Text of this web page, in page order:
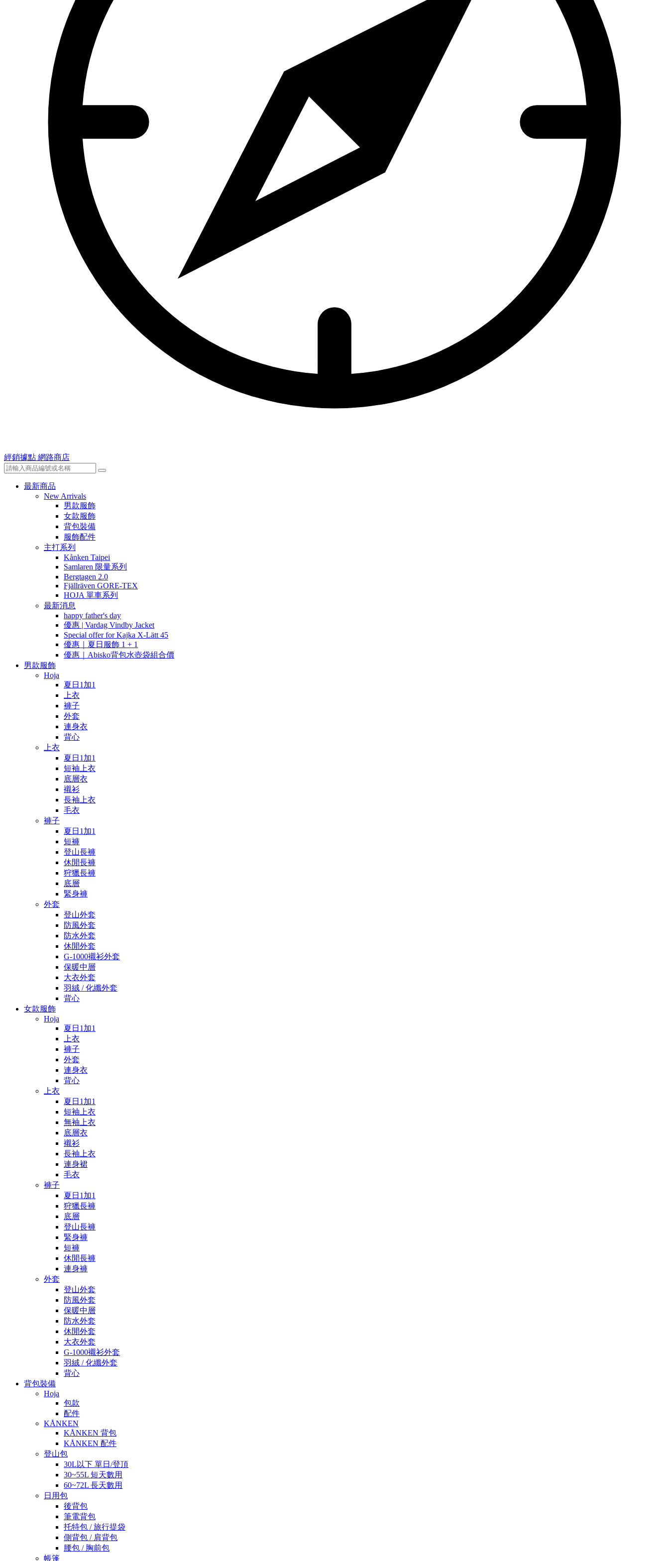
經銷據點 網路商店
最新商品
New Arrivals
男款服飾
女款服飾
背包裝備
服飾配件
主打系列
Kånken Taipei
Samlaren 限量系列
Bergtagen 2.0
Fjällräven GORE-TEX
HOJA 單車系列
最新消息
happy father's day
優惠 | Vardag Vindby Jacket
Special offer for Kajka X-Lätt 45
優惠｜夏日服飾 1 + 1
優惠｜Abisko背包水壺袋組合價
男款服飾
Hoja
夏日1加1
上衣
褲子
外套
連身衣
背心
上衣
夏日1加1
短袖上衣
底層衣
襯衫
長袖上衣
毛衣
褲子
夏日1加1
短褲
登山長褲
休閒長褲
狩獵長褲
底層
緊身褲
外套
登山外套
防風外套
防水外套
休閒外套
G-1000襯衫外套
保暖中層
大衣外套
羽絨 / 化纖外套
背心
女款服飾
Hoja
夏日1加1
上衣
褲子
外套
連身衣
背心
上衣
夏日1加1
短袖上衣
無袖上衣
底層衣
襯衫
長袖上衣
連身裙
毛衣
褲子
夏日1加1
狩獵長褲
底層
登山長褲
緊身褲
短褲
休閒長褲
連身褲
外套
登山外套
防風外套
保暖中層
防水外套
休閒外套
大衣外套
G-1000襯衫外套
羽絨 / 化纖外套
背心
背包裝備
Hoja
包款
配件
KÅNKEN
KÅNKEN 背包
KÅNKEN 配件
登山包
30L以下 單日/登頂
30~55L 短天數用
60~72L 長天數用
日用包
後背包
筆電背包
托特包 / 旅行提袋
側背包 / 肩背包
腰包 / 胸前包
帳篷